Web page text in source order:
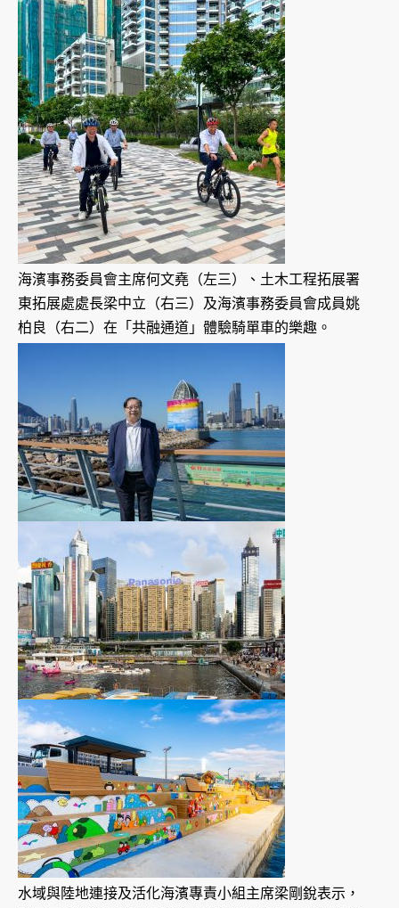
海濱事務委員會主席何文堯（左三）、土木工程拓展署
東拓展處處長梁中立（右三）及海濱事務委員會成員姚
柏良（右二）在「共融通道」體驗騎單車的樂趣。
水域與陸地連接及活化海濱專責小組主席梁剛銳表示，